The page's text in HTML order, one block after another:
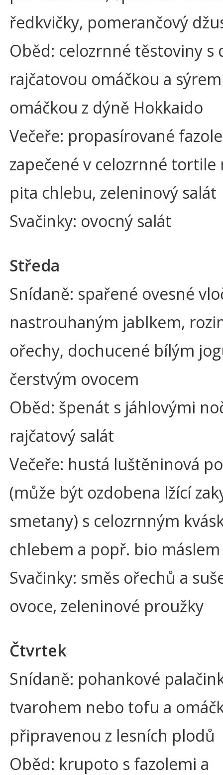
ředkvičky, pomerančový
Oběd: celozrnné těstoviny s
rajčatovou omáčkou a
omáčkou z dýně Hokkaido
Večeře: propasírované fazole
zapečené v celozrnné tortile
pita chlebu, zeleninový salát
Svačinky: ovocný salát
Středa
Snídaně: spařené ovesné
nastrouhaným jablkem,
ořechy, dochucené bílým
čerstvým ovocem
Oběd: špenát s jáhlovými
rajčatový salát
Večeře: hustá luštěninová
(může být ozdobena lžící
smetany) s celozrnným
chlebem a popř. bio máslem
Svačinky: směs ořechů a
ovoce, zeleninové proužky
Čtvrtek
Snídaně: pohankové
tvarohem nebo tofu a
připravenou z lesních plodů
Oběd: krupoto s fazolemi a